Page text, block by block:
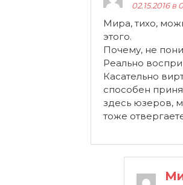
02.15.2016 в
Мира, тихо,
этого.
Почему, не
Реально
Касательно
способен
здесь юзеров,
тоже